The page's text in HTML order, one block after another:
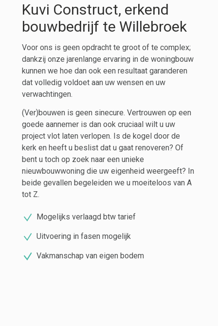
Kuvi Construct, erkend
bouwbedrijf te Willebroek
Voor ons is geen opdracht te groot of te complex;
dankzij onze jarenlange ervaring in de woningbouw
kunnen we hoe dan ook een resultaat garanderen
dat volledig voldoet aan uw wensen en uw
verwachtingen.
(Ver)bouwen is geen sinecure. Vertrouwen op een
goede aannemer is dan ook cruciaal wilt u uw
project vlot laten verlopen. Is de kogel door de
kerk en heeft u beslist dat u gaat renoveren? Of
bent u toch op zoek naar een unieke
nieuwbouwwoning die uw eigenheid weergeeft? In
beide gevallen begeleiden we u moeiteloos van A
tot Z.
Mogelijks verlaagd btw tarief
Uitvoering in fasen mogelijk
Vakmanschap van eigen bodem